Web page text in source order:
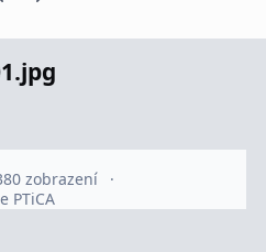
zobrazení
PTiCA